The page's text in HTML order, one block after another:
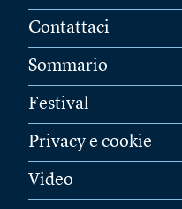
Contattaci
Sommario
Festival
Privacy e cookie
Video